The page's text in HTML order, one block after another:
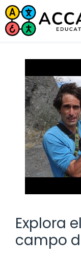
Saltar
al
contenido
Explora
campo